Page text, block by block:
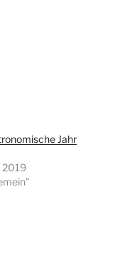
Jahr
2019